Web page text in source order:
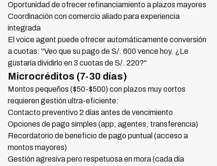
Oportunidad de ofrecer refinanciamiento a plazos mayores
Coordinación con comercio aliado para experiencia
integrada
El voice agent puede ofrecer automáticamente conversión
a cuotas: "Veo que su pago de S/. 600 vence hoy. ¿Le
gustaría dividirlo en 3 cuotas de S/. 220?"
Microcréditos (7-30 días)
Montos pequeños ($50-$500) con plazos muy cortos
requieren gestión ultra-eficiente:
Contacto preventivo 2 días antes de vencimiento
Opciones de pago simples (app, agentes, transferencia)
Recordatorio de beneficio de pago puntual (acceso a
montos mayores)
Gestión agresiva pero respetuosa en mora (cada día